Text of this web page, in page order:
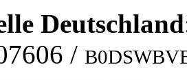
Deutschland
/